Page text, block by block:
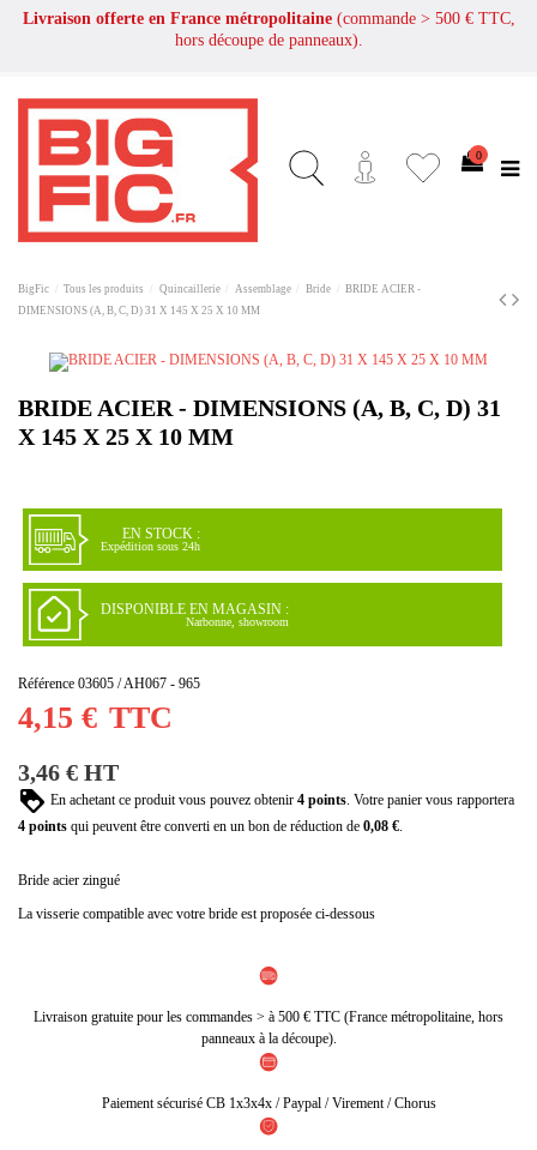
Livraison offerte en France métropolitaine (commande > 500 € TTC,
hors découpe de panneaux).
0
BigFic Tous les produits Quincaillerie Assemblage Bride
BRIDE ACIER -
DIMENSIONS (A, B, C, D) 31 X 145 X 25 X 10 MM
BRIDE ACIER - DIMENSIONS (A, B, C, D) 31
X 145 X 25 X 10 MM
EN STOCK :
Expédition sous 24h
DISPONIBLE EN MAGASIN :
Narbonne, showroom
Référence 03605 / AH067 - 965
4,15 € TTC
3,46 € HT
En achetant ce produit vous pouvez obtenir 4 points . Votre panier vous rapportera
4 points qui peuvent être converti en un bon de réduction de 0,08 €
Bride acier zingué
La visserie compatible avec votre bride est proposée ci-dessous
Livraison gratuite pour les commandes > à 500 € TTC (France métropolitaine, hors
panneaux à la découpe).
Paiement sécurisé CB 1x3x4x / Paypal / Virement / Chorus